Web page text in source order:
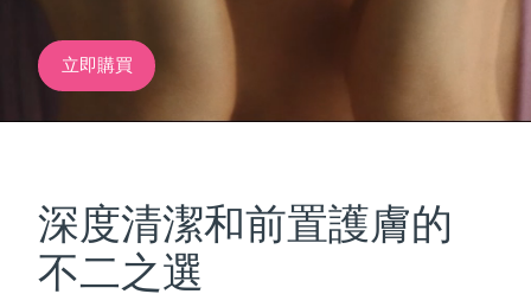
立即購買
深度清潔和前置護膚的
不二之選
紅光療法
巴林 預計送達日期 8/11/26